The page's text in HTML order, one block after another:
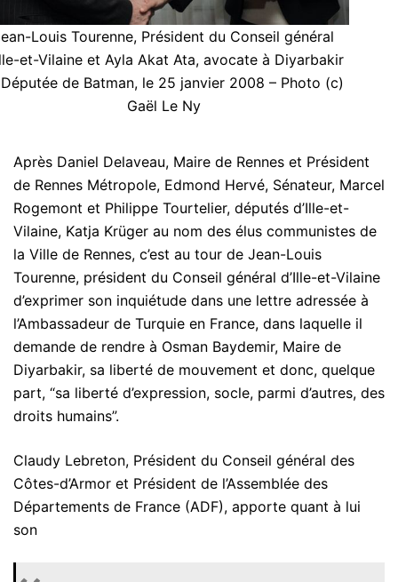
Louis Tourenne, Président du Conseil général
et-Vilaine et Ayla Akat Ata, avocate à Diyarbakir
de Batman, le 25 janvier 2008 – Photo (c)
Gaël Le Ny
Après Daniel Delaveau, Maire de Rennes et Président
de Rennes Métropole, Edmond Hervé, Sénateur, Marcel
Rogemont et Philippe Tourtelier, députés d’Ille-et-
Vilaine, Katja Krüger au nom des élus communistes de
la Ville de Rennes, c’est au tour de Jean-Louis
Tourenne, président du Conseil général d’Ille-et-Vilaine
d’exprimer son inquiétude dans une lettre adressée à
l’Ambassadeur de Turquie en France, dans laquelle il
demande de rendre à Osman Baydemir, Maire de
Diyarbakir, sa liberté de mouvement et donc, quelque
part, “sa liberté d’expression, socle, parmi d’autres, des
droits humains”.
Claudy Lebreton, Président du Conseil général des
Côtes-d’Armor et Président de l’Assemblée des
Départements de France (ADF), apporte quant à lui
son